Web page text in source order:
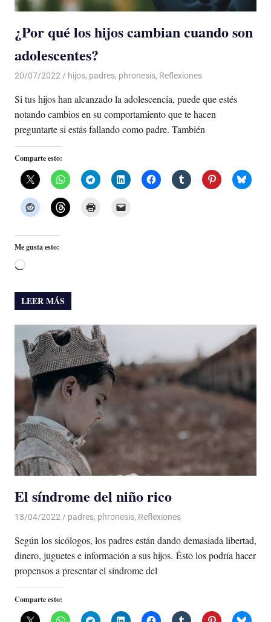
¿Por qué los hijos cambian cuando son
adolescentes?
20/07/2022 De todo un Poco
hijos, padres, phronesis, Reflexiones
Si tus hijos han alcanzado la adolescencia, puede que estés
notando cambios en su comportamiento que te hacen
preguntarte si estás fallando como padre. También
Comparte esto:
Me gusta esto:
Cargando...
LEER MÁS
El síndrome del niño rico
13/04/2022 De todo un Poco
padres, phronesis, Reflexiones
Según los sicólogos, los padres están dando demasiada libertad,
dinero, juguetes e información a sus hijos. Ésto los podría hacer
propensos a presentar el síndrome del
Comparte esto: